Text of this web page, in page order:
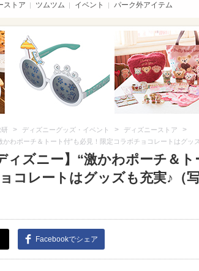
ストア ツムツム イベント パーク外アイテム
> ディズニーグッズ・イベント > ディズニーストア >
かわポーチ＆トート付”も必見！限定コラボチョコレートはグッ
ィズニー】“激かわポーチ＆ト
コレートはグッズも充実♪（写
Facebookでシェア